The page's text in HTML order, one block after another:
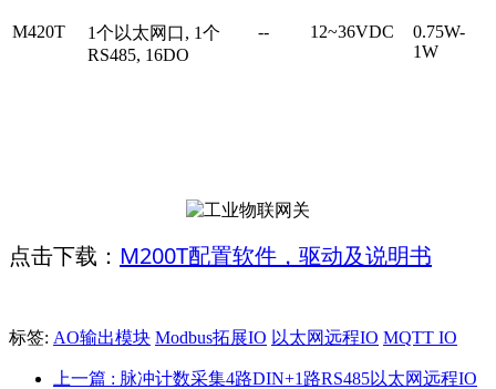
M420T
1个以太网口, 1个
RS485, 16DO
-- 12~36VDC
0.75W-
1W
点击下载： M200T配置软件，驱动及说明书
标签: AO输出模块 Modbus拓展IO 以太网远程IO MQTT IO
上一篇 : 脉冲计数采集4路DIN+1路RS485以太网远程IO